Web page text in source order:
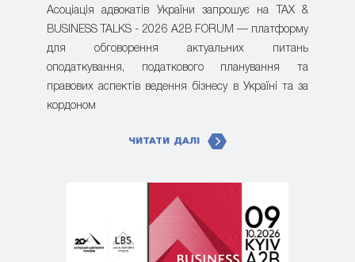
Асоціація адвокатів України запрошує на TAX &
BUSINESS TALKS - 2026 A2B FORUM — платформу
для обговорення актуальних питань
оподаткування, податкового планування та
правових аспектів ведення бізнесу в Україні та за
кордоном
ЧИТАТИ ДАЛІ